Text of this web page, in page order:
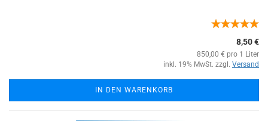
8,50 €
850,00 € pro 1 Liter
inkl. 19% MwSt. zzgl. Versand
IN DEN WARENKORB